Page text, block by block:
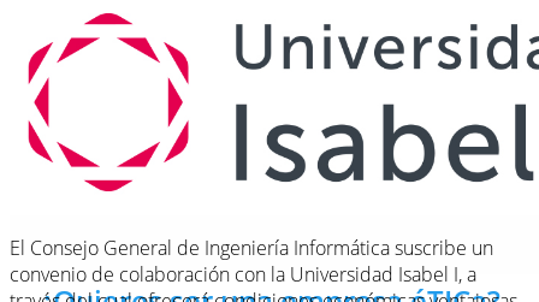
El Consejo General de Ingeniería Informática suscribe un
convenio de colaboración con la Universidad Isabel I, a